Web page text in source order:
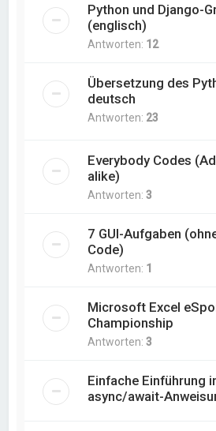
Python und Django-
(englisch)
Antworten: 12
Übersetzung des
deutsch
Antworten: 23
Everybody Codes
alike)
Antworten:3
7 GUI-Aufgaben
Code)
Antworten: 1
Microsoft Excel
Championship
Antworten:3
Einfache Einführung
async/await-